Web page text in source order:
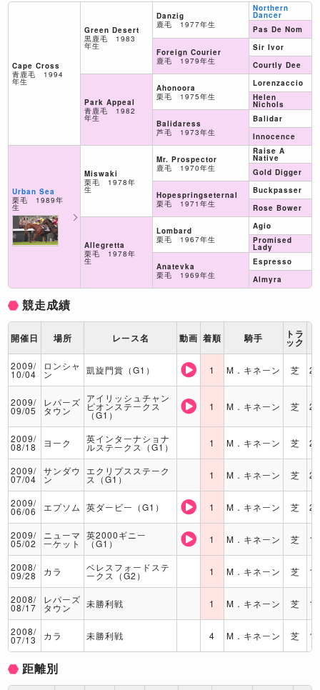
Cape Cross
青鹿毛 1994
年生
Urban Sea
栗毛 1989年
生
Green Desert
黒鹿毛 1983
年生
Park Appeal
青鹿毛 1982
年生
Miswaki
栗毛 1978年
生
Allegretta
栗毛 1978年
生
Danzig
鹿毛 1977年生
Foreign Courier
鹿毛 1979年生
Ahonoora
栗毛 1975年生
Balidaress
芦毛 1973年生
Mr. Prospector
鹿毛 1970年生
Hopespringseternal
栗毛 1971年生
Lombard
栗毛 1967年生
Anatevka
栗毛 1969年生
Northern
Dancer
Pas De Nom
Sir Ivor
Courtly Dee
Lorenzaccio
Helen
Nichols
Balidar
Innocence
Raise A
Native
Gold Digger
Buckpasser
Rose Bower
Agio
Promised
Lady
Espresso
Almyra
競走成績
開催日 場所 レース名 動画 着順 騎手 トラ
ック
2009/
10/04
ロンシャ
ン 凱旋門賞（G1） 1 M．キネーン 芝
2009/
09/05
レパーズ
タウン
アイリッシュチャン
ピオンステークス
（G1）
1 M．キネーン 芝
2009/
08/18 ヨーク 英インターナショナ
ルステークス（G1） 1 M．キネーン 芝
2009/
07/04
サンダウ
ン
エクリプスステーク
ス（G1） 1 M．キネーン 芝
2009/
06/06 エプソム 英ダービー（G1） 1 M．キネーン 芝
2009/
05/02
ニューマ
ーケット
英2000ギニー
（G1） 1 M．キネーン 芝
2008/
09/28 カラ ベレスフォードステ
ークス（G2） 1 M．キネーン 芝
2008/
08/17
レパーズ
タウン 未勝利戦 1 M．キネーン 芝
2008/
07/13 カラ 未勝利戦 4 M．キネーン 芝
距離別